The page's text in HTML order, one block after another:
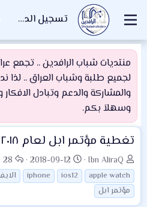
تسجيل الدخول
منتديات شباب الرافدين .. تجمع
لجميع طلبة وشباب العراق .. لذا
والمشاركة والدعم وتبادل
وسهلاَ بكم.
تغطية مؤتمر ابل لعام ٢٠١٨
ب
ا
د
ئ
Ibn AliraQ
ت
ا
ر
2018-09-12
ا
ل
ر
28
apple watch
ios12
iphone
مؤتمر ابل